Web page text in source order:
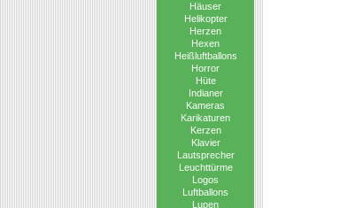
Häuser
Helikopter
Herzen
Hexen
Heißluftballons
Horror
Hüte
Indianer
Kameras
Karikaturen
Kerzen
Klavier
Lautsprecher
Leuchttürme
Logos
Luftballons
Lupen